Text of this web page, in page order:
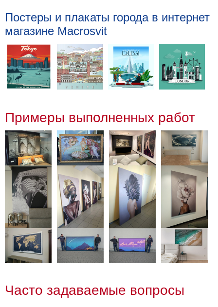
Постеры и плакаты города в интернет
магазине Macrosvit
Примеры выполненных работ
Часто задаваемые вопросы